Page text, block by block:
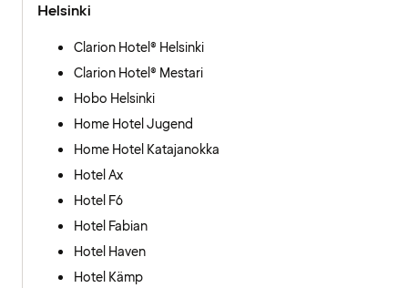
Helsinki
Clarion Hotel® Helsinki
Clarion Hotel® Mestari
Hobo Helsinki
Home Hotel Jugend
Home Hotel Katajanokka
Hotel Ax
Hotel F6
Hotel Fabian
Hotel Haven
Hotel Kämp